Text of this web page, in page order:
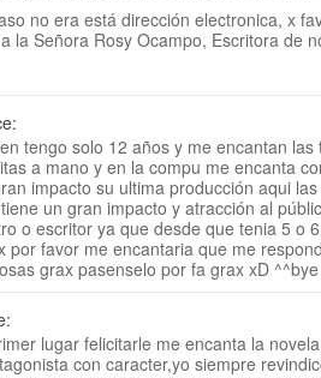
no era está dirección electronica, x
la Señora Rosy Ocampo, Escritora de
tengo solo 12 años y me encantan
a mano y en la compu me encanta
impacto su ultima producción aqui
un gran impacto y atracción al
o escritor ya que desde que tenia 5 o
por favor me encantaria que me
grax pasenselo por fa grax xD ^^bye
lugar felicitarle me encanta la
con caracter,yo siempre